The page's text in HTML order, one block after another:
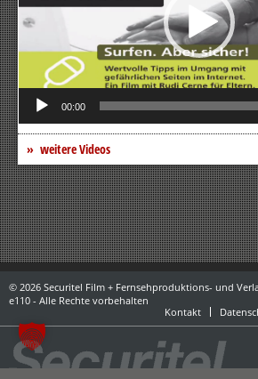
00:00
weitere Videos
© 2026 Securitel Film + Fernsehproduktions- und
e110 - Alle Rechte vorbehalten
Kontakt